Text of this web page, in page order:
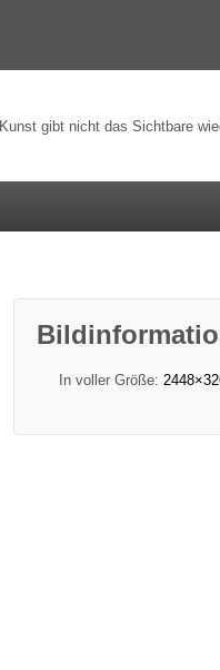
Kunst gibt nicht das Sichtbare
In voller Größe: